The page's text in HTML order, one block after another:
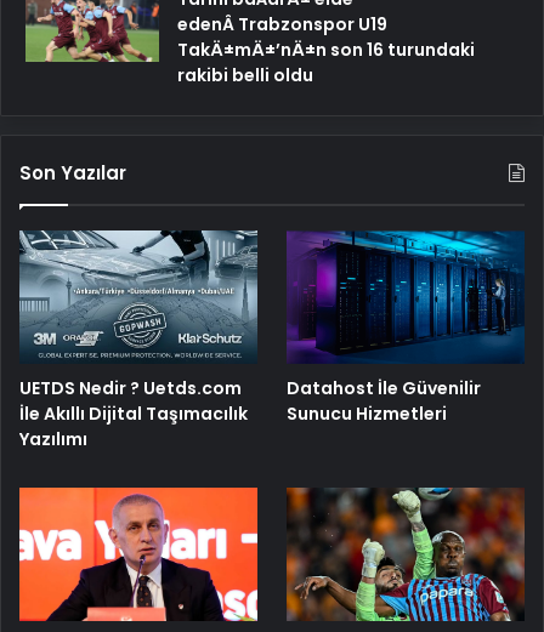
edenÂ Trabzonspor U19
TakÄ±mÄ±’nÄ±n son 16 turundaki
rakibi belli oldu
Son Yazılar
UETDS Nedir ? Uetds.com
İle Akıllı Dijital Taşımacılık
Yazılımı
Datahost İle Güvenilir
Sunucu Hizmetleri